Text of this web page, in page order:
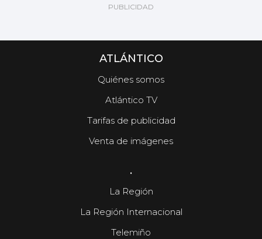
ATLÁNTICO
Quiénes somos
Atlántico TV
Tarifas de publicidad
Venta de imágenes
.
La Región
La Región Internacional
Telemiño